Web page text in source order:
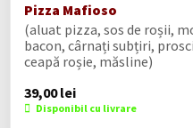
Pizza Mafioso
(aluat pizza, sos de roșii,
bacon, cârnați subțiri,
ceapă roșie, măsline)
39,00lei
Disponibil cu livrare